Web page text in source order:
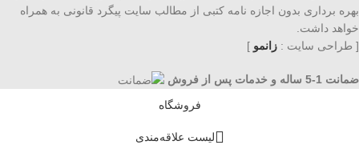
بهره برداری بدون اجازه نامه کتبی از مطالب سایت پیگرد قانونی به همراه
خواهد داشت.
[ طراحی سایت : زانمو ]
ضمانت 1-5 ساله و خدمات پس از فروش
فروشگاه
لیست علاقه‌مندی